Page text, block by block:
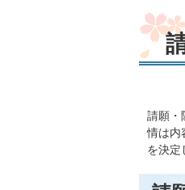
請願・
情は内
を決定